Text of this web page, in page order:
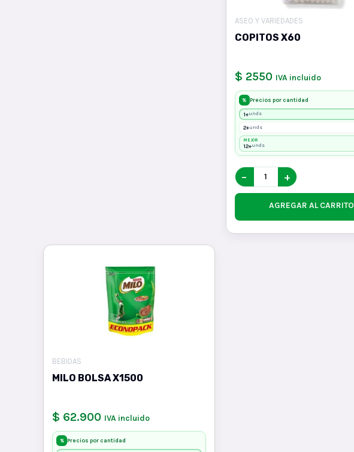
ASEO Y VARIEDADES
COPITOS X60
$ 2550 IVA incluido
% Precios por cantidad
1+unds
2+unds
MEJOR
12+unds
− +
AGREGAR AL CARRITO
BEBIDAS
MILO BOLSA X1500
$ 62.900 IVA incluido
% Precios por cantidad